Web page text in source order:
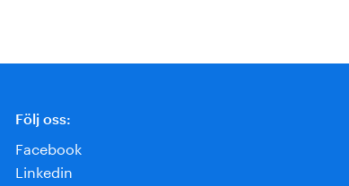
Följ oss:
Facebook
Linkedin